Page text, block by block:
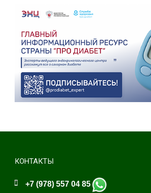
КОНТАКТЫ
+7 (978) 557 04 85